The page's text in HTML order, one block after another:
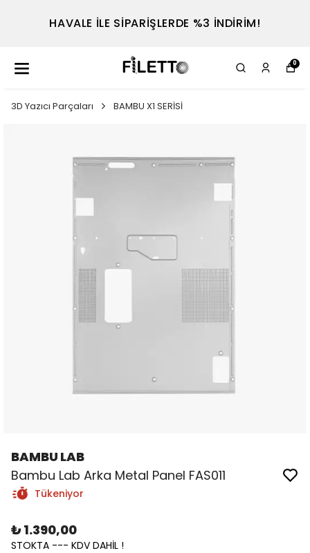
HAVALE İLE SİPARİŞLERDE %3 İNDİRİM!
0
3D Yazıcı Parçaları BAMBU X1 SERİSİ
BAMBU LAB
Bambu Lab Arka Metal Panel FAS011
Tükeniyor
₺ 1.390,00
STOKTA --- KDV DAHİL !